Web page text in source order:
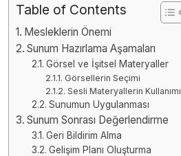
Table of Contents
Mesleklerin Önemi
Sunum Hazırlama Aşamaları
Görsel ve İşitsel Materyaller
Görsellerin Seçimi
Sesli Materyallerin Kullanımı
Sunumun Uygulanması
Sunum Sonrası Değerlendirme
Geri Bildirim Alma
Gelişim Planı Oluşturma